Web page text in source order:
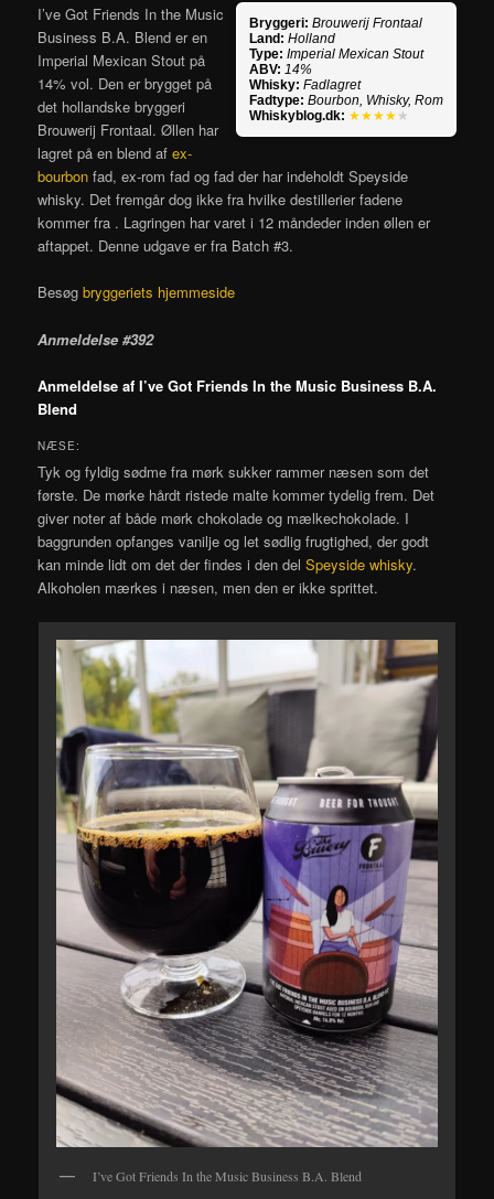
Bryggeri: Brouwerij Frontaal
Land: Holland
Type: Imperial Mexican Stout
ABV: 14%
Whisky: Fadlagret
Fadtype: Bourbon, Whisky, Rom
Whiskyblog.dk: ★★★★ ★
I’ve Got Friends In the Music
Business B.A. Blend er en
Imperial Mexican Stout på
14% vol. Den er brygget på
det hollandske bryggeri
Brouwerij Frontaal. Øllen har
lagret på en blend afex-
bourbon fad, ex-rom fad og fad der har indeholdt Speyside
whisky. Det fremgår dog ikke fra hvilke destillerier fadene
kommer fra . Lagringen har varet i 12 måndeder inden øllen er
aftappet. Denne udgave er fra Batch #3.
Besøgbryggeriets hjemmeside
Anmeldelse #392
Anmeldelse af I’ve Got Friends In the Music Business B.A.
Blend
NÆSE:
Tyk og fyldig sødme fra mørk sukker rammer næsen som det
første. De mørke hårdt ristede malte kommer tydelig frem. Det
giver noter af både mørk chokolade og mælkechokolade. I
baggrunden opfanges vanilje og let sødlig frugtighed, der godt
kan minde lidt om det der findes i den delSpeyside whisky.
Alkoholen mærkes i næsen, men den er ikke sprittet.
I’ve Got Friends In the Music Business B.A. Blend